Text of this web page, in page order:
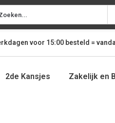
voor 15:00besteld =
2de Kansjes Zakelijk en